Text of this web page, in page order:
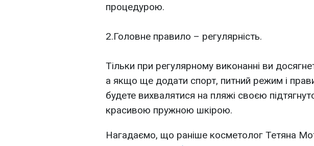
процедурою.
2.Головне правило – регулярність.
Тільки при регулярному виконанні ви
а якщо ще додати спорт, питний режим і
будете вихвалятися на пляжі своєю
красивою пружною шкірою.
Нагадаємо, що раніше косметолог Тетяна